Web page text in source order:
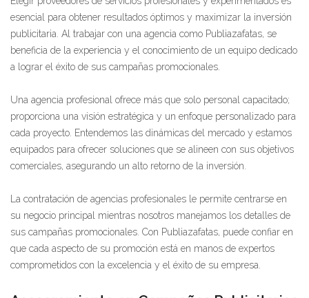
esencial para obtener resultados óptimos y maximizar la inversión
publicitaria. Al trabajar con una agencia como Publiazafatas, se
beneficia de la experiencia y el conocimiento de un equipo dedicado
a lograr el éxito de sus campañas promocionales.
Una agencia profesional ofrece más que solo personal capacitado;
proporciona una visión estratégica y un enfoque personalizado para
cada proyecto. Entendemos las dinámicas del mercado y estamos
equipados para ofrecer soluciones que se alineen con sus objetivos
comerciales, asegurando un alto retorno de la inversión.
La contratación de agencias profesionales le permite centrarse en
su negocio principal mientras nosotros manejamos los detalles de
sus campañas promocionales. Con Publiazafatas, puede confiar en
que cada aspecto de su promoción está en manos de expertos
comprometidos con la excelencia y el éxito de su empresa.